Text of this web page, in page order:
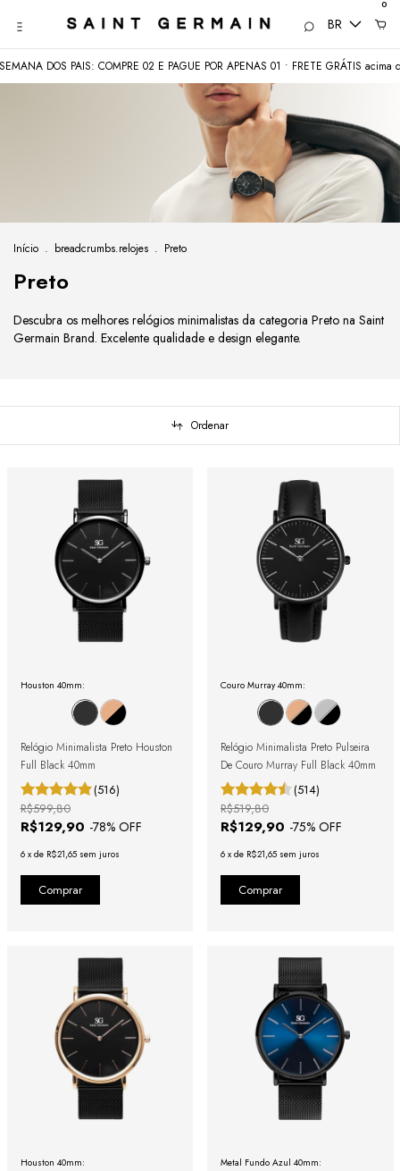
BR
0
DOS PAIS: COMPRE 02 E PAGUE POR APENAS 01 • FRETE GRÁTIS acima de
Início . breadcrumbs.relojes . Preto
Preto
Descubra os melhores relógios minimalistas da categoria Preto na Saint
Germain Brand. Excelente qualidade e design elegante.
Ordenar
Houston 40mm:
Relógio Minimalista Preto Houston
Full Black 40mm
(516)
R$129,90 -78% OFF
R$599,80
6 x de R$21,65 sem juros
Couro Murray 40mm:
Relógio Minimalista Preto Pulseira
De Couro Murray Full Black 40mm
(514)
R$129,90 -75% OFF
R$519,80
6 x de R$21,65 sem juros
Houston 40mm: Metal Fundo Azul 40mm: